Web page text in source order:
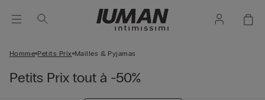
Homme Petits Prix Mailles & Pyjamas
Petits Prix tout à -50%